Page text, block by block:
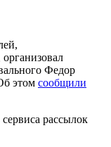
Федор
этом сообщили
рассылок